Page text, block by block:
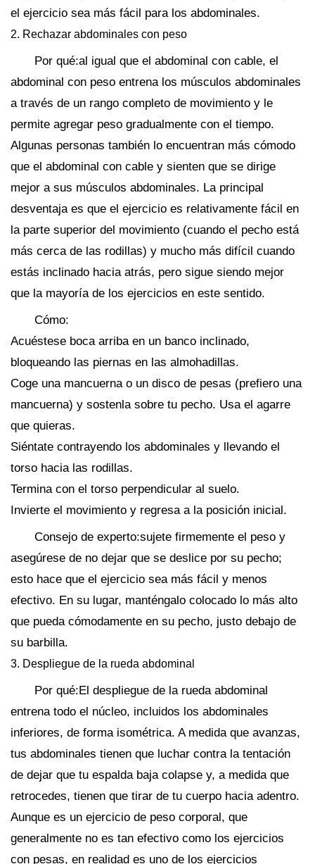
el ejercicio sea más fácil para los abdominales.
2. Rechazar abdominales con peso
Por qué:al igual que el abdominal con cable, el
abdominal con peso entrena los músculos abdominales
a través de un rango completo de movimiento y le
permite agregar peso gradualmente con el tiempo.
Algunas personas también lo encuentran más cómodo
que el abdominal con cable y sienten que se dirige
mejor a sus músculos abdominales. La principal
desventaja es que el ejercicio es relativamente fácil en
la parte superior del movimiento (cuando el pecho está
más cerca de las rodillas) y mucho más difícil cuando
estás inclinado hacia atrás, pero sigue siendo mejor
que la mayoría de los ejercicios en este sentido.
Cómo:
Acuéstese boca arriba en un banco inclinado,
bloqueando las piernas en las almohadillas.
Coge una mancuerna o un disco de pesas (prefiero una
mancuerna) y sostenla sobre tu pecho. Usa el agarre
que quieras.
Siéntate contrayendo los abdominales y llevando el
torso hacia las rodillas.
Termina con el torso perpendicular al suelo.
Invierte el movimiento y regresa a la posición inicial.
Consejo de experto:sujete firmemente el peso y
asegúrese de no dejar que se deslice por su pecho;
esto hace que el ejercicio sea más fácil y menos
efectivo. En su lugar, manténgalo colocado lo más alto
que pueda cómodamente en su pecho, justo debajo de
su barbilla.
3. Despliegue de la rueda abdominal
Por qué:El despliegue de la rueda abdominal
entrena todo el núcleo, incluidos los abdominales
inferiores, de forma isométrica. A medida que avanzas,
tus abdominales tienen que luchar contra la tentación
de dejar que tu espalda baja colapse y, a medida que
retrocedes, tienen que tirar de tu cuerpo hacia adentro.
Aunque es un ejercicio de peso corporal, que
generalmente no es tan efectivo como los ejercicios
con pesas, en realidad es uno de los ejercicios